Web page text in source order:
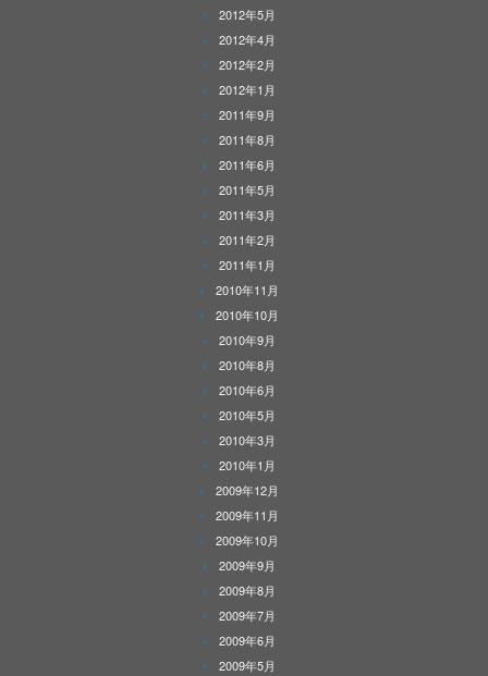
2012年5月
2012年4月
2012年2月
2012年1月
2011年9月
2011年8月
2011年6月
2011年5月
2011年3月
2011年2月
2011年1月
2010年11月
2010年10月
2010年9月
2010年8月
2010年6月
2010年5月
2010年3月
2010年1月
2009年12月
2009年11月
2009年10月
2009年9月
2009年8月
2009年7月
2009年6月
2009年5月